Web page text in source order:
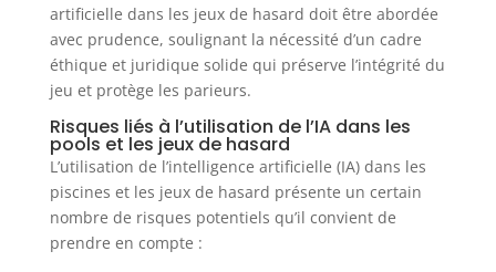
artificielle dans les jeux de hasard doit être abordée
avec prudence, soulignant la nécessité d’un cadre
éthique et juridique solide qui préserve l’intégrité du
jeu et protège les parieurs.
Risques liés à l’utilisation de l’IA dans les
pools et les jeux de hasard
L’utilisation de l’intelligence artificielle (IA) dans les
piscines et les jeux de hasard présente un certain
nombre de risques potentiels qu’il convient de
prendre en compte :